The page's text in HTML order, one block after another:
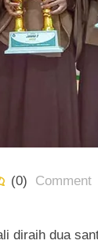
(0) Comment
diraih dua